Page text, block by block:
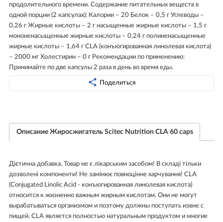
продолительного времени. Содержание питательных веществ в
одной порции (2 капсулах): Калории – 20 Белок – 0,5 г Углеводы –
0,26 г Жирные кислоты – 2 г насыщенные жирные кислоты – 1,5 г
мононенасыщенные жирные кислоты – 0,24 г полиненасыщенные
жирные кислоты – 1,64 г CLA (конъюгированная линолевая кислота)
– 2000 мг Холестирин – 0 г Рекомендации по применению:
Принимайте по две капсулы 2 раза в день во время еды.
Поделиться
Описание Жиросжигатель Scitec Nutrition CLA 60 caps
Дієтична добавка. Товар не є лікарським засобом! В складі тільки
дозволені компоненти! Не замінює повноцінне харчування! CLA
(Conjugated Linolic Acid - конъюгированная линолевая кислота)
относится к жизненно важным жирным кислотам. Они не могут
вырабатываться организмом и поэтому должны поступать извне с
пищей. CLA является полностью натуральным продуктом и многие